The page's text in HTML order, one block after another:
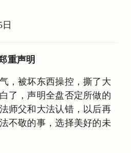
重声明
，被坏东西操控，撕了大
了，声明全盘否定所做的
师父和大法认错，以后再
不敬的事，选择美好的未